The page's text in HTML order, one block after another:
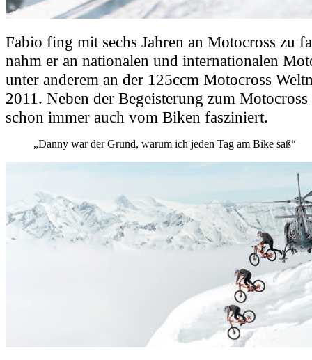
Fabio fing mit sechs Jahren an Motocross zu
nahm er an nationalen und internationalen
unter anderem an der 125ccm Motocross
2011. Neben der Begeisterung zum
schon immer auch vom Biken fasziniert.
„Danny war der Grund, warum ich jeden Tag am Bike saß“